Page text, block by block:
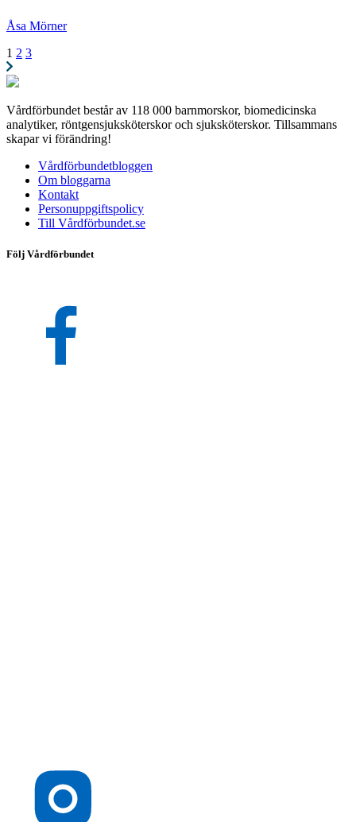
Åsa Mörner
1 2 3
Vårdförbundet består av 118 000 barnmorskor, biomedicinska
analytiker, röntgensjuksköterskor och sjuksköterskor. Tillsammans
skapar vi förändring!
Vårdförbundetbloggen
Om bloggarna
Kontakt
Personuppgiftspolicy
Till Vårdförbundet.se
Följ Vårdförbundet